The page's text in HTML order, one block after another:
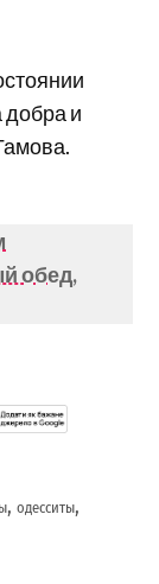
и
обед,
,одесситы,